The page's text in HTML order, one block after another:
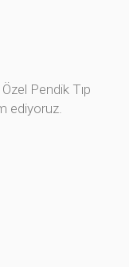
Pendik Tıp
ediyoruz.